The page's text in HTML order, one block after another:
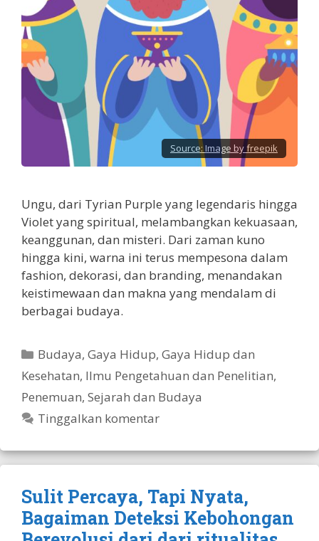
Source:Image by freepik
Ungu, dari Tyrian Purple yang legendaris hingga
Violet yang spiritual, melambangkan kekuasaan,
keanggunan, dan misteri. Dari zaman kuno
hingga kini, warna ini terus mempesona dalam
fashion, dekorasi, dan branding, menandakan
keistimewaan dan makna yang mendalam di
berbagai budaya.
Kategori
Budaya,Gaya Hidup,Gaya Hidup dan
Kesehatan, Ilmu Pengetahuan dan Penelitian,
Penemuan, Sejarah dan Budaya
Tinggalkan komentar
Sulit Percaya, Tapi Nyata,
Bagaiman Deteksi Kebohongan